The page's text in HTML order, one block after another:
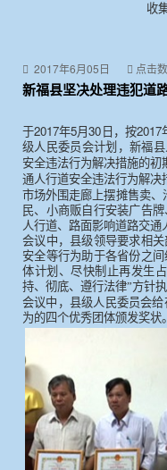
收
2017年6月05日 点击
新福县坚决处理违犯道
于2017年5月30 日，按2017
级人民委员会计划，新福
安全违法行为解决措施的初
通人行道安全违法行为解决
市场外围走廊上摆摊售卖、
民、小商贩自行安装广告
人行道、路面影响道路交通
会议中，县级领导要求相
安全等行为助于各省份之
体计划、尽快制止再发生
持、彻底、遵行法律”方针执
会议中，县级人民委员会给
为的四个优秀团体颁发奖状。